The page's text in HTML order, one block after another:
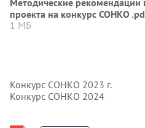
Методические рекомендации
проекта на конкурс СОНКО
1 МБ
Конкурс СОНКО 2023 г.
Конкурс СОНКО 2024